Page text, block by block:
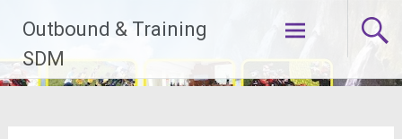
konten
Outbound & Training
SDM